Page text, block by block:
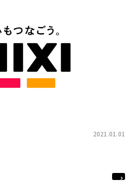
2021.01.01